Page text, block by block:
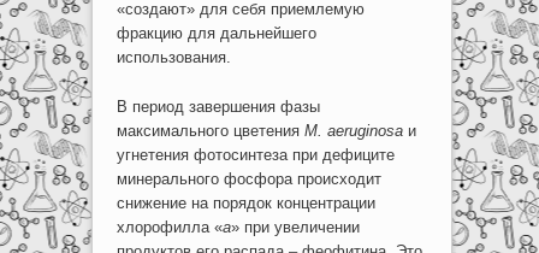
«создают» для себя приемлемую
фракцию для дальнейшего
использования.
В период завершения фазы
максимального цветения M. aeruginosaи
угнетения фотосинтеза при дефиците
минерального фосфора происходит
снижение на порядок концентрации
хлорофилла «а» при увеличении